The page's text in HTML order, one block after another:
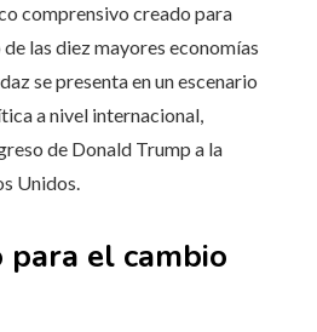
comprensivo creado para
las diez mayores economías
se presenta en un escenario
a nivel internacional,
de Donald Trump a la
Unidos.
el cambio